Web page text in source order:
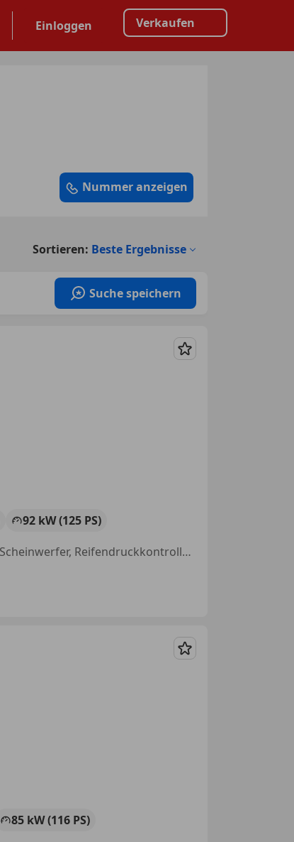
Einloggen Verkaufen
Nummer anzeigen
Sortieren: Beste Ergebnisse
Suche speichern
Merken
92 kW (125 PS)
Elektrische Fensterheber, Sitzheizung, Einparkhilfe Rückfahrkamera, LED-Scheinwerfer, Reifendruckkontrollsystem, Elektronische Parkbremse, Schlüssellose Zentralverriegelung, Sportpaket
Merken
85 kW (116 PS)